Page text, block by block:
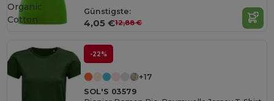
Günstigste:
4,05 €12,88 €
Organic
Cotton
-22%
+17
SOL'S 03579